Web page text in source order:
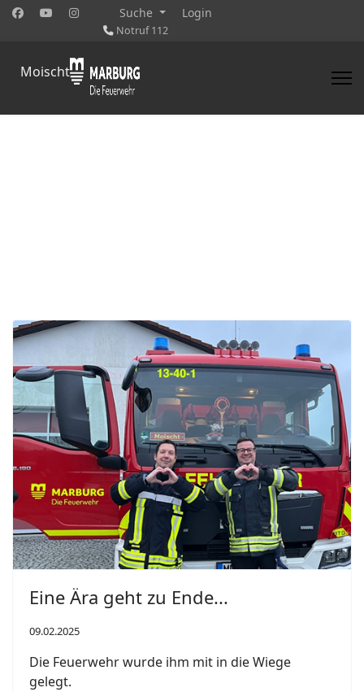
Suche Login
Notruf 112
Moischt
Eine Ära geht zu Ende...
09.02.2025
Die Feuerwehr wurde ihm mit in die Wiege
gelegt.